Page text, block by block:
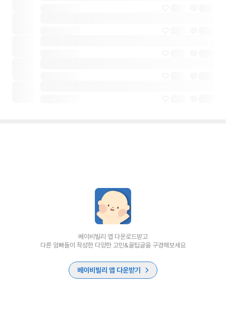
베이비빌리 앱 다운로드받고
다른 엄빠들이 작성한 다양한 고민&꿀팁글을 구경해보세요
베이비빌리 앱 다운받기